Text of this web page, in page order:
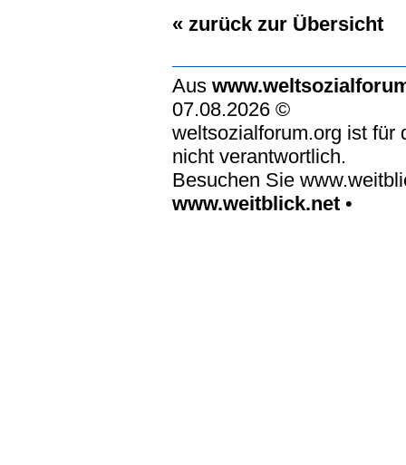
« zurück zur Übersicht
Aus
07.08.2026 ©
weltsozialforum.org ist für
nicht verantwortlich.
Besuchen Sie
www.weitblick.net •